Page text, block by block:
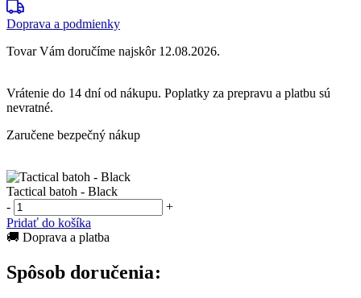
Doprava a podmienky
Tovar Vám doručíme najskôr 12.08.2026.
Vrátenie do 14 dníod nákupu. Poplatky za prepravu a platbu sú
nevratné.
Zaručene bezpečný nákup
Tactical batoh - Black
-
+
Pridať do košíka
🚚 Doprava a platba
Spôsob doručenia: